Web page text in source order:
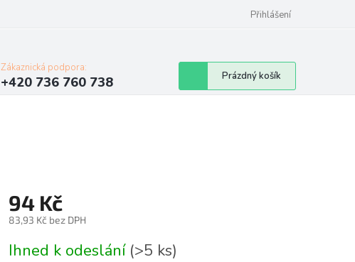
Přihlášení
Zákaznická podpora:
+420 736 760 738
Nákupní
košík
Prázdný košík
94 Kč
83,93 Kč bez DPH
cena:
Ihned k odeslání (>5 ks)